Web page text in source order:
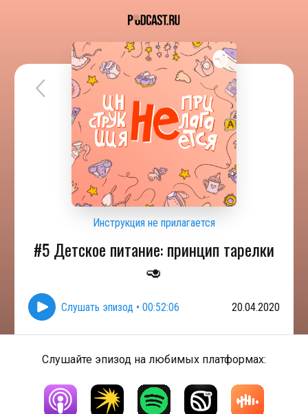
Инструкция не прилагается
#5 Детское питание: принцип тарелки
🥑
Слушать эпизод • 00:52:06 20.04.2020
Слушайте эпизод на любимых платформах: